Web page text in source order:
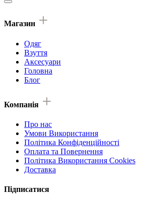
Магазин
Одяг
Взуття
Аксесуари
Головна
Блог
Компанія
Про нас
Умови Використання
Політика Конфіденційності
Оплата та Повернення
Політика Використання Cookies
Доставка
Підписатися